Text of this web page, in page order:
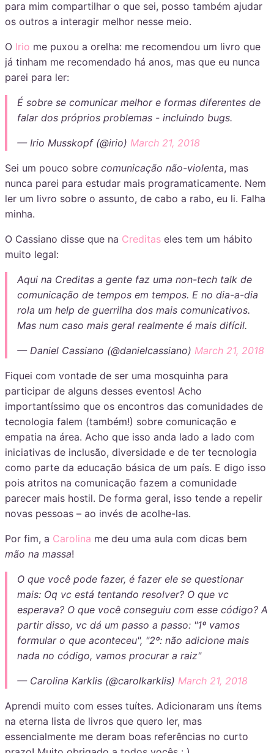
para mim compartilhar o que sei, posso também ajudar
os outros a interagir melhor nesse meio.
O Irio me puxou a orelha: me recomendou um livro que
já tinham me recomendado há anos, mas que eu nunca
parei para ler:
É sobre se comunicar melhor e formas diferentes de
falar dos próprios problemas - incluindo bugs.
— Irio Musskopf (@irio) March 21, 2018
Sei um pouco sobre comunicação não-violenta, mas
nunca parei para estudar mais programaticamente. Nem
ler um livro sobre o assunto, de cabo a rabo, eu li. Falha
minha.
O Cassiano disse que na Creditas eles tem um hábito
muito legal:
Aqui na Creditas a gente faz uma non-tech talk de
comunicação de tempos em tempos. E no dia-a-dia
rola um help de guerrilha dos mais comunicativos.
Mas num caso mais geral realmente é mais difícil.
— Daniel Cassiano (@danielcassiano) March 21, 2018
Fiquei com vontade de ser uma mosquinha para
participar de alguns desses eventos! Acho
importantíssimo que os encontros das comunidades de
tecnologia falem (também!) sobre comunicação e
empatia na área. Acho que isso anda lado a lado com
iniciativas de inclusão, diversidade e de ter tecnologia
como parte da educação básica de um país. E digo isso
pois atritos na comunicação fazem a comunidade
parecer mais hostil. De forma geral, isso tende a repelir
novas pessoas – ao invés de acolhe-las.
Por fim, a Carolina me deu uma aula com dicas bem
mão na massa!
O que você pode fazer, é fazer ele se questionar
mais: Oq vc está tentando resolver? O que vc
esperava? O que você conseguiu com esse código? A
partir disso, vc dá um passo a passo: "1º vamos
formular o que aconteceu", "2º: não adicione mais
nada no código, vamos procurar a raiz"
— Carolina Karklis (@carolkarklis) March 21, 2018
Aprendi muito com esses tuítes. Adicionaram uns ítems
na eterna lista de livros que quero ler, mas
essencialmente me deram boas referências no curto